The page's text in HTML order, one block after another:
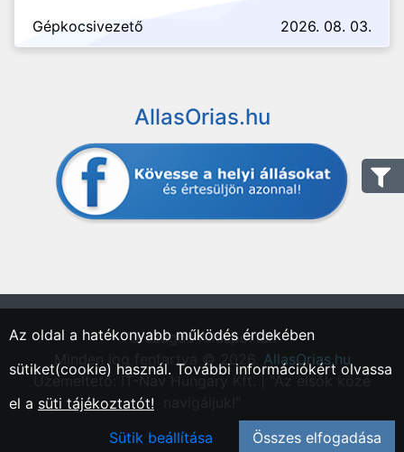
Gépkocsivezető 2026. 08. 03.
AllasOrias.hu
"Országos Állásportál."
Minden jog fentartva © 2026. AllasOrias.hu
Üzemeltető: IT-Nav Hungary Kft. | "Az elsők közé
Az oldal a hatékonyabb működés érdekében
sütiket(cookie) használ. További információkért olvassa
el a süti tájékoztatót!
Sütik beállítása
Összes elfogadása